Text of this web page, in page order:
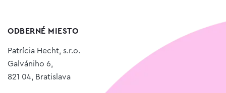
ODBERNÉ MIESTO
Patrícia Hecht, s.r.o.
Galvániho 6,
821 04, Bratislava